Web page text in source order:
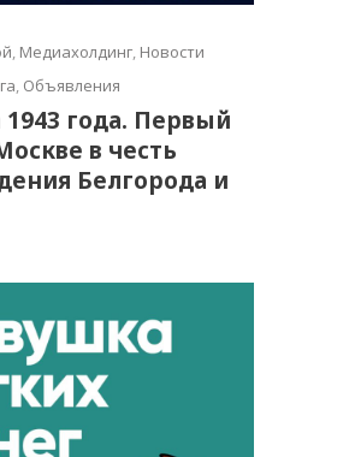
, Медиахолдинг, Новости
, Объявления
1943 года. Первый
в честь
Белгорода и